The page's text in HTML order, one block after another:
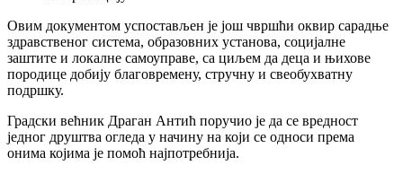
Овим документом успостављен је још чвршћи оквир сарадње
здравственог система, образовних установа, социјалне
заштите и локалне самоуправе, са циљем да деца и њихове
породице добију благовремену, стручну и свеобухватну
подршку.
Градски већник Драган Антић поручио је да се вредност
једног друштва огледа у начину на који се односи према
онима којима је помоћ најпотребнија.